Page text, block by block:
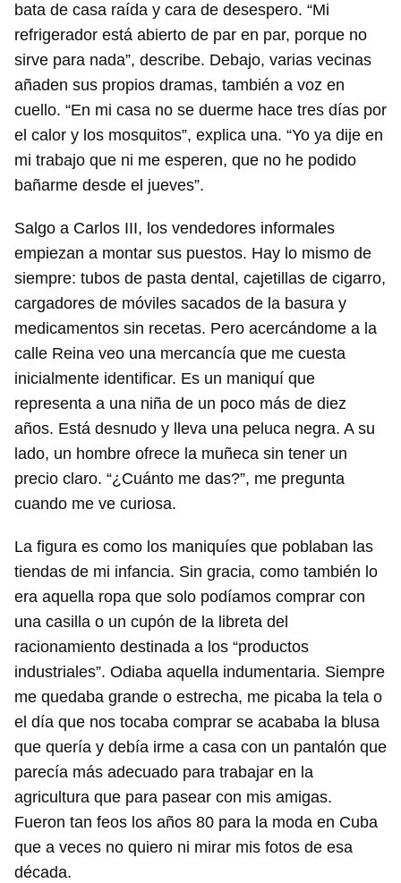
bata de casa raída y cara de desespero. “Mi
refrigerador está abierto de par en par, porque no
sirve para nada”, describe. Debajo, varias vecinas
añaden sus propios dramas, también a voz en
cuello. “En mi casa no se duerme hace tres días por
el calor y los mosquitos”, explica una. “Yo ya dije en
mi trabajo que ni me esperen, que no he podido
bañarme desde el jueves”.
Salgo a Carlos III, los vendedores informales
empiezan a montar sus puestos. Hay lo mismo de
siempre: tubos de pasta dental, cajetillas de cigarro,
cargadores de móviles sacados de la basura y
medicamentos sin recetas. Pero acercándome a la
calle Reina veo una mercancía que me cuesta
inicialmente identificar. Es un maniquí que
representa a una niña de un poco más de diez
años. Está desnudo y lleva una peluca negra. A su
lado, un hombre ofrece la muñeca sin tener un
precio claro. “¿Cuánto me das?”, me pregunta
cuando me ve curiosa.
La figura es como los maniquíes que poblaban las
tiendas de mi infancia. Sin gracia, como también lo
era aquella ropa que solo podíamos comprar con
una casilla o un cupón de la libreta del
racionamiento destinada a los “productos
industriales”. Odiaba aquella indumentaria. Siempre
me quedaba grande o estrecha, me picaba la tela o
el día que nos tocaba comprar se acababa la blusa
que quería y debía irme a casa con un pantalón que
parecía más adecuado para trabajar en la
agricultura que para pasear con mis amigas.
Fueron tan feos los años 80 para la moda en Cuba
que a veces no quiero ni mirar mis fotos de esa
década.